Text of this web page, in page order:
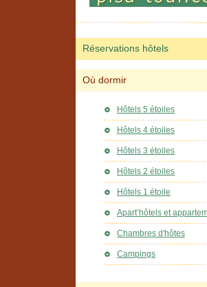
Réservations hôtels
Où dormir
Hôtels 5 étoiles
Hôtels 4 étoiles
Hôtels 3 étoiles
Hôtels 2 étoiles
Hôtels 1 étoile
Apart’hôtels et
Chambres d'hôtes
Campings